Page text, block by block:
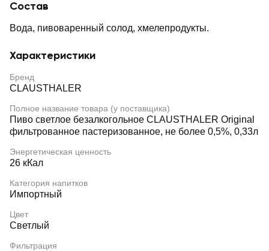
Состав
Вода, пивоваренный солод, хмелепродукты.
Характеристики
Бренд
CLAUSTHALER
Полное название товара (у поставщика)
Пиво светлое безалкогольное CLAUSTHALER Original
фильтрованное пастеризованное, не более 0,5%, 0,33л
Энергетическая ценность
26 кКал
Категория напитков
Импортный
Цвет
Светлый
Фильтрация